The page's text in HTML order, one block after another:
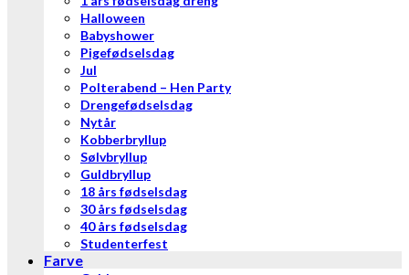
Halloween
Babyshower
Pigefødselsdag
Jul
Polterabend – Hen Party
Drengefødselsdag
Nytår
Kobberbryllup
Sølvbryllup
Guldbryllup
18 års fødselsdag
30 års fødselsdag
40 års fødselsdag
Studenterfest
Farve